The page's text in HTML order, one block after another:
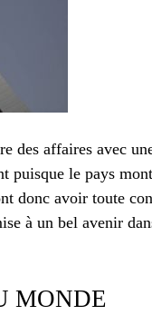
des affaires avec
puisque le pays
donc avoir toute
à un bel avenir
MONDE